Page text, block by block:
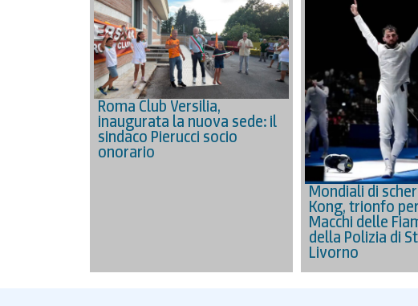
Roma Club Versilia,
inaugurata la nuova sede: il
sindaco Pierucci socio
onorario
Mondiali di
Kong, trionfo
Macchi delle
della Polizia di
Livorno